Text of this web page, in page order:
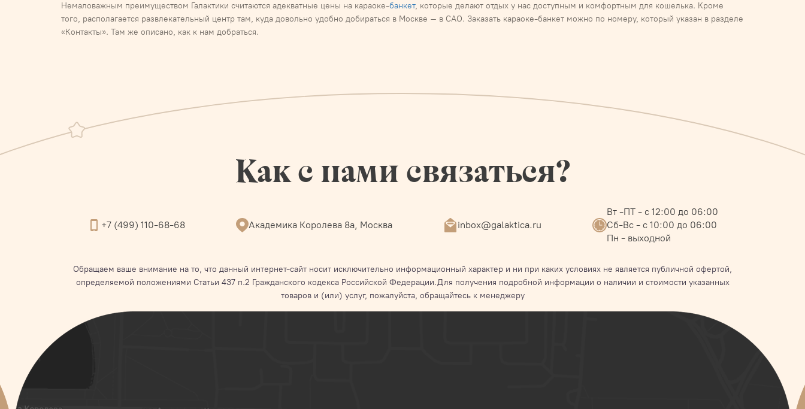
Немаловажным преимуществом Галактики считаются адекватные цены на караоке-банкет, которые делают отдых у нас доступным и комфортным для кошелька. Кроме
того, располагается развлекательный центр там, куда довольно удобно добираться в Москве – в САО. Заказать караоке-банкет можно по номеру, который указан в разделе
«Контакты». Там же описано, как к нам добраться.
Как с нами связаться?
+7 (499) 110-68-68 Академика Королева 8а, Москва inbox@galaktica.ru
Вт -ПТ - с 12:00 до 06:00
Сб-Вс - с 10:00 до 06:00
Пн - выходной
Обращаем ваше внимание на то, что данный интернет-сайт носит исключительно информационный характер и ни при каких условиях не является публичной офертой,
определяемой положениями Статьи 437 п.2 Гражданского кодекса Российской Федерации.Для получения подробной информации о наличии и стоимости указанных
товаров и (или) услуг, пожалуйста, обращайтесь к менеджеру